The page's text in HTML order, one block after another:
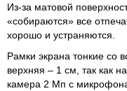
Из-за матовой
«собираются» все
хорошо и устраняются.
Рамки экрана тонкие со
верхняя – 1 см, так как
камера 2 Мп с